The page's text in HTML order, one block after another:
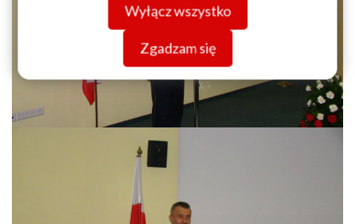
Wyłącz wszystko
Zgadzam się